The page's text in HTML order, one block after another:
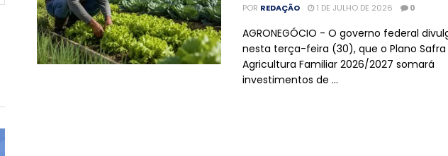
POR REDAÇÃO 1 DE JULHO DE 2026 0
AGRONEGÓCIO - O governo federal
nesta terça-feira (30), que o Plano Safra
Agricultura Familiar 2026/2027 somará
investimentos de ...